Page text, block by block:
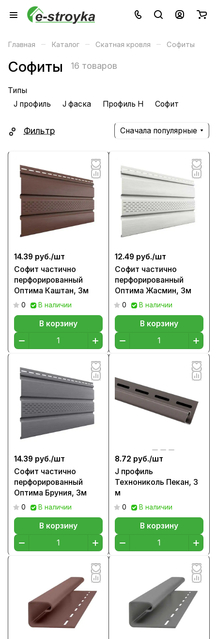
Главная – Каталог – Скатная кровля – Софиты
Софиты 16 товаров
Типы
J профиль
J фаска Профиль H Софит
Фильтр Сначала популярные
14.39 руб./шт
Софит частично
перфорированный
Оптима Каштан, 3м
0 В наличии
В корзину
12.49 руб./шт
Софит частично
перфорированный
Оптима Жасмин, 3м
0 В наличии
В корзину
14.39 руб./шт
Софит частично
перфорированный
Оптима Бруния, 3м
0 В наличии
В корзину
8.72 руб./шт
J профиль
Технониколь Пекан, 3
м
0 В наличии
В корзину